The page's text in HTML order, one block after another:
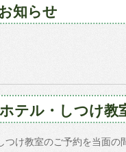
知らせ
テル・しつけ教
つけ教室のご予約を当面の